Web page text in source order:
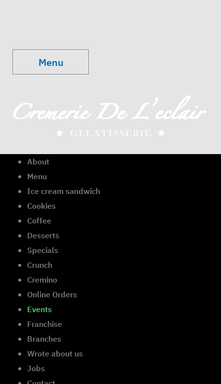
Menu
About
Menu
Ice cream sandwich
Cookies
Coffee
Desserts
Specials
Crunch
Cremino
Online Orders
Events
Franchise
Branches
Wrote about us
Jobs